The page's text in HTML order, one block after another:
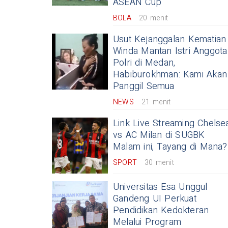
BOLA 20 menit
Usut Kejanggalan Kematian
Winda Mantan Istri Anggota
Polri di Medan,
Habiburokhman: Kami Akan
Panggil Semua
NEWS 21 menit
Link Live Streaming
vs AC Milan di SUGBK
Malam ini, Tayang di Mana?
SPORT 30 menit
Universitas Esa Unggul
Gandeng UI Perkuat
Pendidikan Kedokteran
Melalui Program